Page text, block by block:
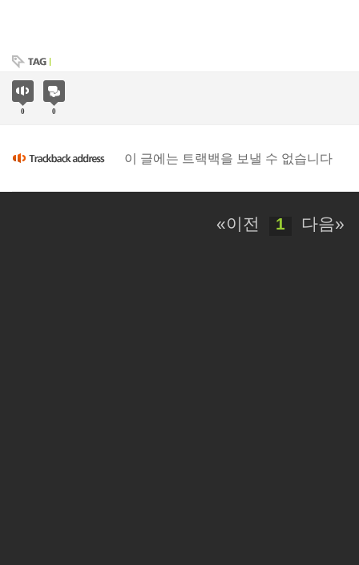
0 0
이 글에는 트랙백을 보낼 수 없습니다
«이전 1 다음»